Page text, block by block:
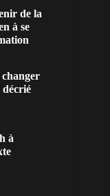
de la
à se
décrié
à